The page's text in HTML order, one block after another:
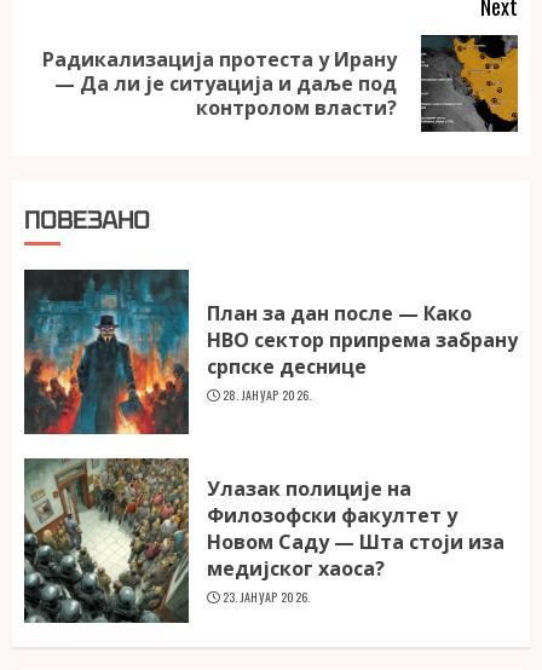
Next
Радикализација протеста у Ирану
— Да ли је ситуација и даље под
контролом власти?
ПОВЕЗАНО
План за дан после — Како
НВО сектор припрема забрану
српске деснице
28. ЈАНУАР 2026.
Улазак полиције на
Филозофски факултет у
Новом Саду — Шта стоји иза
медијског хаоса?
23. ЈАНУАР 2026.